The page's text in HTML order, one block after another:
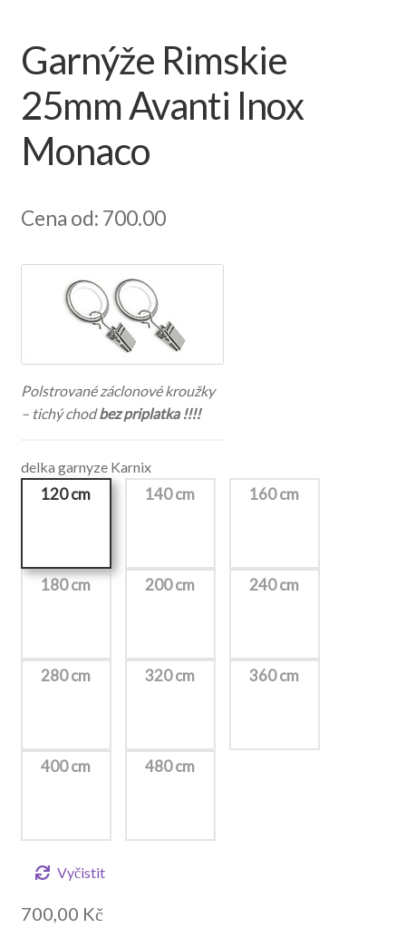
Garnýže Rimskie
25mm Avanti Inox
Monaco
Cena od: 700.00
Polstrované záclonové kroužky
– tichý chodbez priplatka !!!!
delka garnyze Karnix
120 cm 140 cm 160 cm
180 cm 200 cm 240 cm
280 cm 320 cm 360 cm
400 cm 480 cm
Vyčistit
700,00 Kč